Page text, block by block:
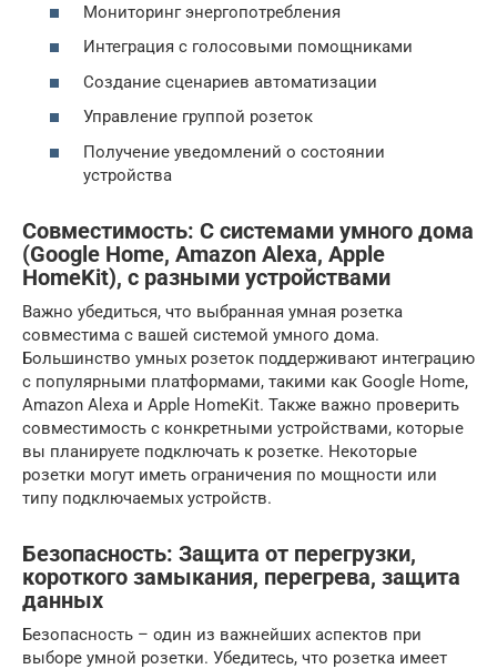
Мониторинг энергопотребления
Интеграция с голосовыми помощниками
Создание сценариев автоматизации
Управление группой розеток
Получение уведомлений о состоянии
устройства
Совместимость: С системами умного дома
(Google Home, Amazon Alexa, Apple
HomeKit), с разными устройствами
Важно убедиться, что выбранная умная розетка
совместима с вашей системой умного дома.
Большинство умных розеток поддерживают интеграцию
с популярными платформами, такими как Google Home,
Amazon Alexa и Apple HomeKit. Также важно проверить
совместимость с конкретными устройствами, которые
вы планируете подключать к розетке. Некоторые
розетки могут иметь ограничения по мощности или
типу подключаемых устройств.
Безопасность: Защита от перегрузки,
короткого замыкания, перегрева, защита
данных
Безопасность – один из важнейших аспектов при
выборе умной розетки. Убедитесь, что розетка имеет